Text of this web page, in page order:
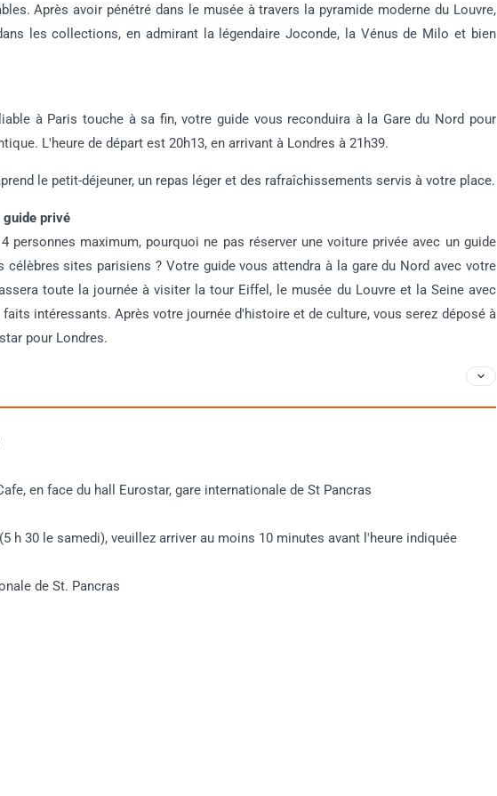
Après avoir pénétré dans le musée à travers la pyramide moderne du Louvre,
les collections, en admirant la légendaire Joconde, la Vénus de Milo et bien
à Paris touche à sa fin, votre guide vous reconduira à la Gare du Nord pour
L'heure de départ est 20h13, en arrivant à Londres à 21h39.
le petit-déjeuner, un repas léger et des rafraîchissements servis à votre place.
privé
personnes maximum, pourquoi ne pas réserver une voiture privée avec un guide
célèbres sites parisiens ? Votre guide vous attendra à la gare du Nord avec votre
toute la journée à visiter la tour Eiffel, le musée du Louvre et la Seine avec
intéressants. Après votre journée d'histoire et de culture, vous serez déposé à
pour Londres.
en face du hall Eurostar, gare internationale de St Pancras
h 30 le samedi), veuillez arriver au moins 10 minutes avant l'heure indiquée
de St. Pancras